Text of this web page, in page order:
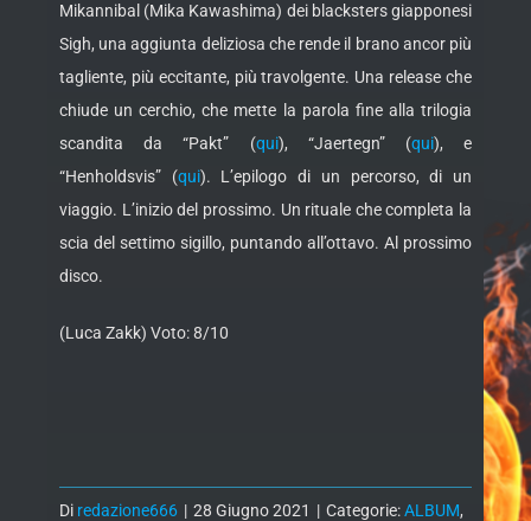
Mikannibal (Mika Kawashima) dei blacksters giapponesi
Sigh, una aggiunta deliziosa che rende il brano ancor più
tagliente, più eccitante, più travolgente. Una release che
chiude un cerchio, che mette la parola fine alla trilogia
scandita da “Pakt” (qui), “Jaertegn” (qui), e
“Henholdsvis” (qui). L’epilogo di un percorso, di un
viaggio. L’inizio del prossimo. Un rituale che completa la
scia del settimo sigillo, puntando all’ottavo. Al prossimo
disco.
(Luca Zakk) Voto: 8/10
Di redazione666 | 28 Giugno 2021 | Categorie:ALBUM,